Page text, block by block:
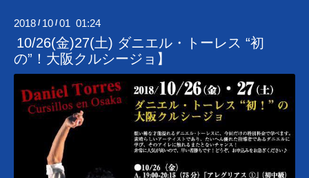
2018 / 10 /01 01:24
10/26(金)27(土) ダニエル・トーレス “初
の”！大阪クルシージョ】